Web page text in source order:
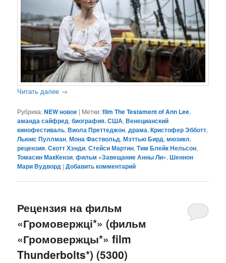
Читать далее →
Рубрика:NEW новое | Метки:film The Testament of Ann Lee,
аманда сайфред,биография. США,Венецианский
кинофестиваль,Виола Преттеджон,драма,Кристофер Эбботт,
Льюис Пуллман,Мона Фаствольд,Мэттью Бирд,мюзикл,
рецензия,Скотт Хэнди,Стейси Мартин,Тим Блейк Нельсон,
Томасин МакКензи,фильм «Завещание Анны Ли»,Шеннон
Мари Вудворд |Добавить комментарий
Рецензия на фильм
«Громовержці*» (фильм
«Громовержцы*» film
Thunderbolts*) (5300)